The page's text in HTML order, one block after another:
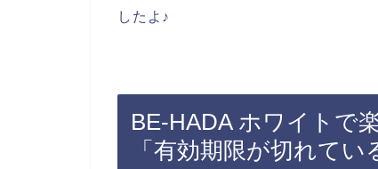
したよ♪
BE-HADA ホワイトで
「有効期限が切れて